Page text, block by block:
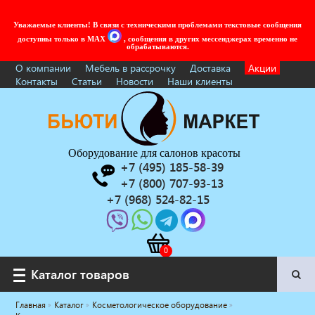
Уважаемые клиенты! В связи с техническими проблемами текстовые сообщения
доступны только в MAX
, сообщения в других мессенджерах временно не
обрабатываются.
О компании Мебель в рассрочку Доставка
Акции
Контакты
Статьи Новости Наши клиенты
Оборудование для салонов красоты
+7 (495) 185-58-39
+7 (800) 707-93-13
+7 (968) 524-82-15
Каталог товаров
Каталог товаров
Главная Каталог
Косметологическое оборудование